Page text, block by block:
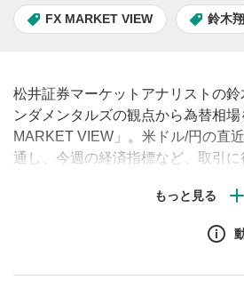
FX MARKET VIEW 鈴木翔
松井証券マーケットアナリストの
ンダメンタルズの観点から為替相
MARKET VIEW」。米ドル/円の直
通し、今週の経済指標など、取引